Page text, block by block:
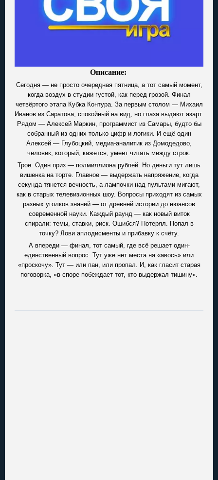
Описание:
Сегодня — не просто очередная пятница, а тот самый момент,
когда воздух в студии густой, как перед грозой. Финал
четвёртого этапа Кубка Контура. За первым столом — Михаил
Иванов из Саратова, спокойный на вид, но глаза выдают азарт.
Рядом — Алексей Маркин, программист из Самары, будто бы
собранный из одних только цифр и логики. И ещё один
Алексей — Глубоцкий, медиа-аналитик из Домодедово,
человек, который, кажется, умеет читать между строк.
Трое. Один приз — полмиллиона рублей. Но деньги тут лишь
вишенка на торте. Главное — выдержать напряжение, когда
секунда тянется вечность, а лампочки над пультами мигают,
как в старых телевизионных шоу. Вопросы приходят из самых
разных уголков знаний — от древней истории до нюансов
современной науки. Каждый раунд — как новый виток
спирали: темы, ставки, риск. Ошибся? Потерял. Попал в
точку? Лови аплодисменты и прибавку к счёту.
А впереди — финал, тот самый, где всё решает один-
единственный вопрос. Тут уже нет места на «авось» или
«проскочу». Тут — или пан, или пропал. И, как гласит старая
поговорка, «в споре побеждает тот, кто выдержал тишину».